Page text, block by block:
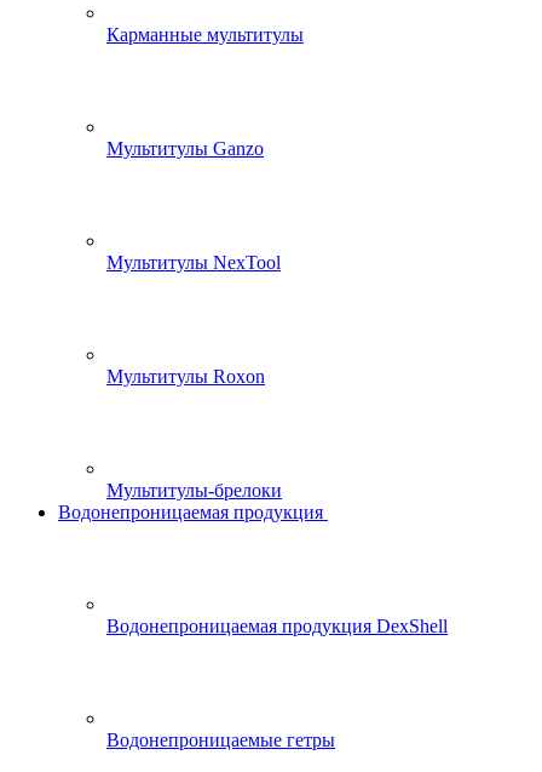
Карманные мультитулы
Мультитулы Ganzo
Мультитулы NexTool
Мультитулы Roxon
Мультитулы-брелоки
Водонепроницаемая продукция
Водонепроницаемая продукция DexShell
Водонепроницаемые гетры